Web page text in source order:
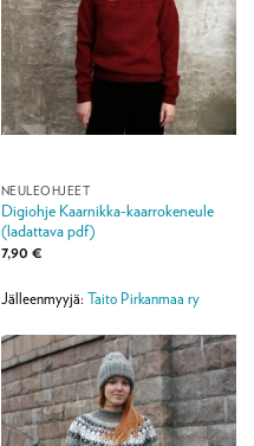
NEULEOHJEET
Digiohje Kaarnikka-kaarrokeneule
(ladattava pdf)
7,90 €
Jälleenmyyjä: Taito Pirkanmaa ry